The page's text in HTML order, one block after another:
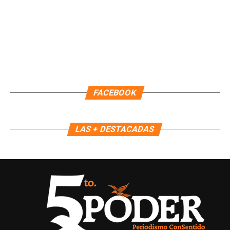
Únete al canal oficial de WhatsApp de
en tu teléfono.
FACEBOOK
LAS + DESTACADAS